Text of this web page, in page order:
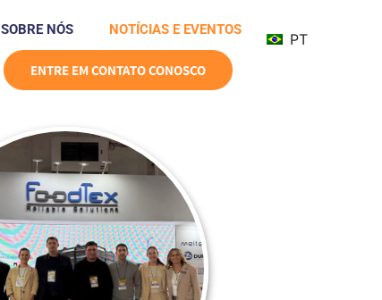
SOBRE NÓS NOTÍCIAS E EVENTOS
ENTRE EM CONTATO CONOSCO
PT